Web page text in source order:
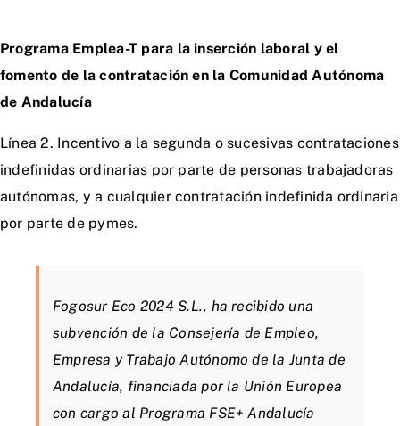
Programa Emplea-T para la inserción laboral y el
fomento de la contratación en la Comunidad Autónoma
de Andalucía
Línea 2. Incentivo a la segunda o sucesivas contrataciones
indefinidas ordinarias por parte de personas trabajadoras
autónomas, y a cualquier contratación indefinida ordinaria
por parte de pymes.
Fogosur Eco 2024 S.L., ha recibido una
subvención de la Consejería de Empleo,
Empresa y Trabajo Autónomo de la Junta de
Andalucía, financiada por la Unión Europea
con cargo al Programa FSE+ Andalucía